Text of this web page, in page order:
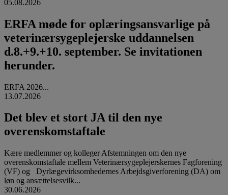
05.08.2026
ERFA møde for oplæringsansvarlige på
veterinærsygeplejerske uddannelsen
d.8.+9.+10. september. Se invitationen
herunder.
ERFA 2026...
13.07.2026
Det blev et stort JA til den nye
overenskomstaftale
Kære medlemmer og kolleger Afstemningen om den nye
overenskomstaftale mellem Veterinærsygeplejerskernes Fagforening
(VF) og Dyrlægevirksomhedernes Arbejdsgiverforening (DA) om
løn og ansættelsesvilk...
30.06.2026